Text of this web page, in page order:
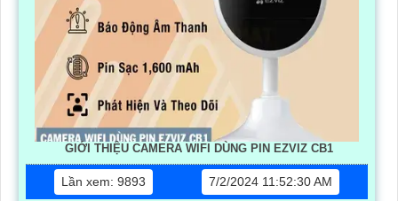
GIỚI THIỆU CAMERA WIFI DÙNG PIN EZVIZ CB1
Lần xem: 9893
7/2/2024 11:52:30 AM